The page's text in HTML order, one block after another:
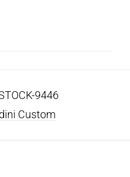
9446
Custom